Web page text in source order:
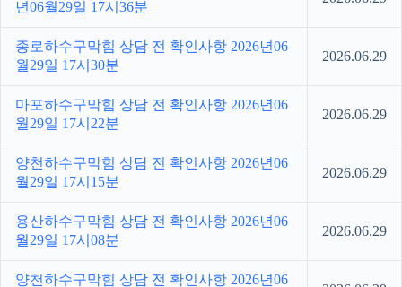
년06월29일 17시36분
종로하수구막힘 상담 전 확인사항 2026년06
월29일 17시30분
2026.06.29
마포하수구막힘 상담 전 확인사항 2026년06
월29일 17시22분
2026.06.29
양천하수구막힘 상담 전 확인사항 2026년06
월29일 17시15분
2026.06.29
용산하수구막힘 상담 전 확인사항 2026년06
월29일 17시08분
2026.06.29
양천하수구막힘 상담 전 확인사항 2026년06